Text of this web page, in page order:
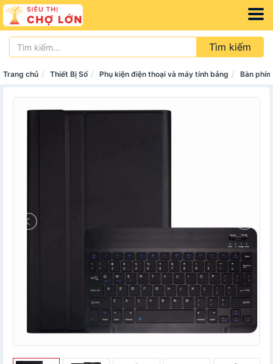
Tìm kiếm
Trang chủ Thiết Bị Số Phụ kiện điện thoại và máy tính bảng Bàn